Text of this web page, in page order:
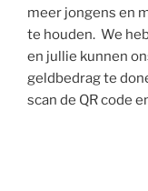
meer jongens en
te houden. We
en jullie kunnen
geldbedrag te
scan de QR code